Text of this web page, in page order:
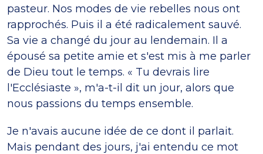
pasteur. Nos modes de vie rebelles nous ont
rapprochés. Puis il a été radicalement sauvé.
Sa vie a changé du jour au lendemain. Il a
épousé sa petite amie et s'est mis à me parler
de Dieu tout le temps. « Tu devrais lire
l'Ecclésiaste », m'a-t-il dit un jour, alors que
nous passions du temps ensemble.
Je n'avais aucune idée de ce dont il parlait.
Mais pendant des jours, j'ai entendu ce mot